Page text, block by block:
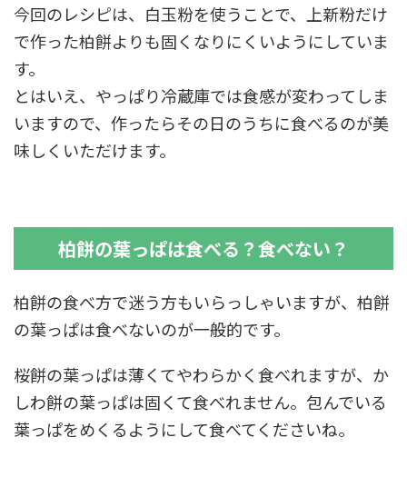
今回のレシピは、白玉粉を使うことで、上新粉だけ
で作った柏餅よりも固くなりにくいようにしていま
す。
とはいえ、やっぱり冷蔵庫では食感が変わってしま
いますので、作ったらその日のうちに食べるのが美
味しくいただけます。
柏餅の葉っぱは食べる？食べない？
柏餅の食べ方で迷う方もいらっしゃいますが、柏餅
の葉っぱは食べないのが一般的です。
桜餅の葉っぱは薄くてやわらかく食べれますが、か
しわ餅の葉っぱは固くて食べれません。包んでいる
葉っぱをめくるようにして食べてくださいね。